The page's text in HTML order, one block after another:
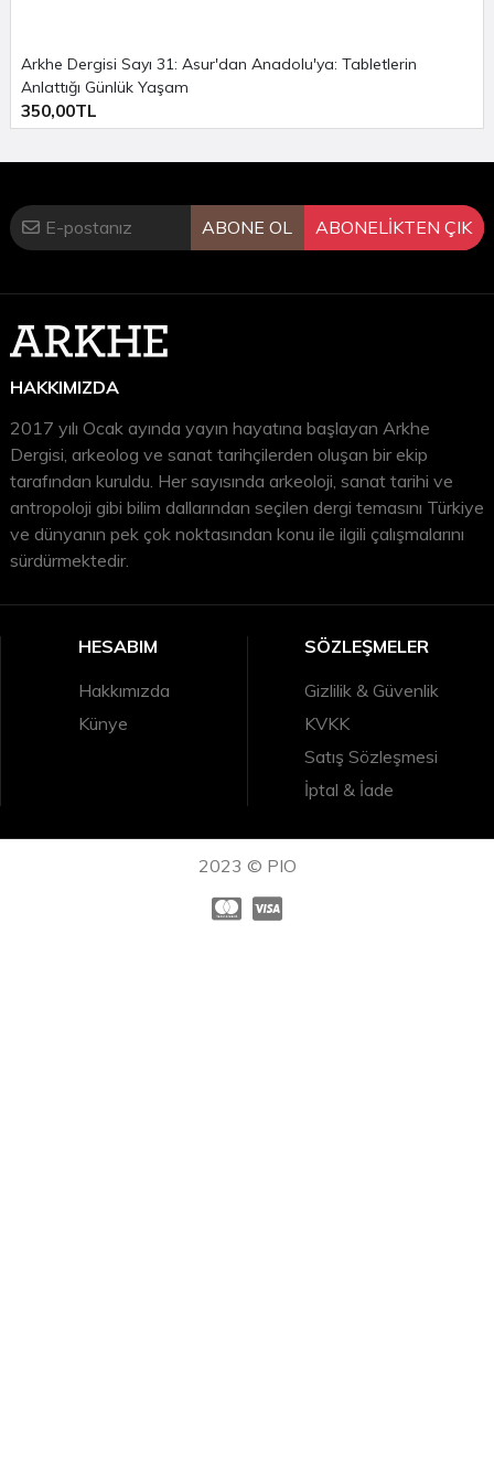
Arkhe Dergisi Sayı 31: Asur'dan Anadolu'ya: Tabletlerin
Anlattığı Günlük Yaşam
350,00TL
ABONE OL ABONELİKTEN ÇIK
HAKKIMIZDA
2017 yılı Ocak ayında yayın hayatına başlayan Arkhe
Dergisi, arkeolog ve sanat tarihçilerden oluşan bir ekip
tarafından kuruldu. Her sayısında arkeoloji, sanat tarihi ve
antropoloji gibi bilim dallarından seçilen dergi temasını Türkiye
ve dünyanın pek çok noktasından konu ile ilgili çalışmalarını
sürdürmektedir.
HESABIM
Hakkımızda
Künye
SÖZLEŞMELER
Gizlilik & Güvenlik
KVKK
Satış Sözleşmesi
İptal & İade
2023 © PIO